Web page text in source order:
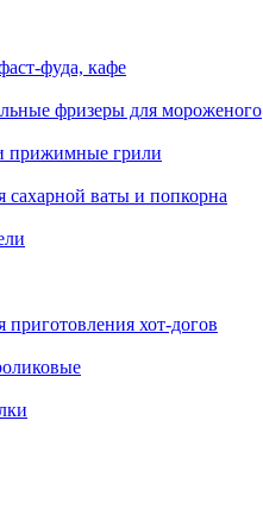
фуда, кафе
фризеры для мороженого
прижимные грили
сахарной ваты и попкорна
приготовления хот-догов